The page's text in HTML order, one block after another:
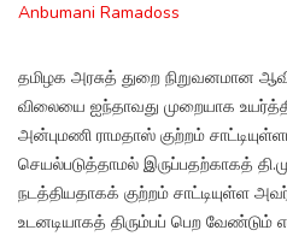
Anbumani Ramadoss
தமிழக அரசுத் துறை நிறுவனமான
விலையை ஐந்தாவது முறையாக
அன்புமணி ராமதாஸ் குற்றம்
செயல்படுத்தாமல் இருப்பதற்காகத்
நடத்தியதாகக் குற்றம் சாட்டியுள்ள
உடனடியாகத் திரும்பப் பெற வேண்டும்